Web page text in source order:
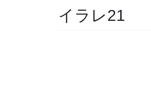
イラレ21